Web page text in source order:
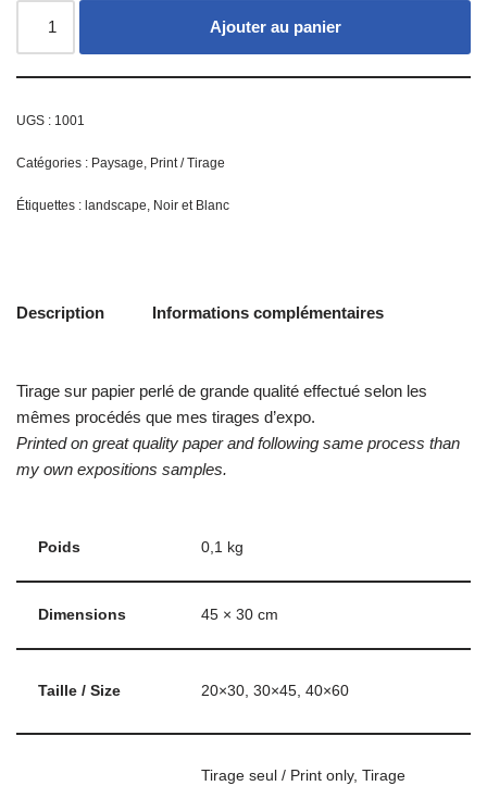
Ajouter au panier
UGS : 1001
Catégories : Paysage, Print / Tirage
Étiquettes : landscape, Noir et Blanc
Description Informations complémentaires
Tirage sur papier perlé de grande qualité effectué selon les
mêmes procédés que mes tirages d’expo.
Printed on great quality paper and following same process than
my own expositions samples.
Poids 0,1 kg
Dimensions 45 × 30 cm
Taille / Size 20×30, 30×45, 40×60
Tirage seul / Print only, Tirage